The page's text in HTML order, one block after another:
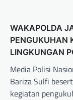
WAKAPOLDA
PENGUKUHAN
LINGKUNGAN
Media Polisi
Bariza Sulfi
kegiatan